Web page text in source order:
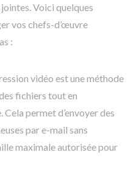
Voici quelques
vos chefs-d’œuvre
:
vidéo est une méthode
fichiers tout en
permet d’envoyer des
par e-mail sans
maximale autorisée pour